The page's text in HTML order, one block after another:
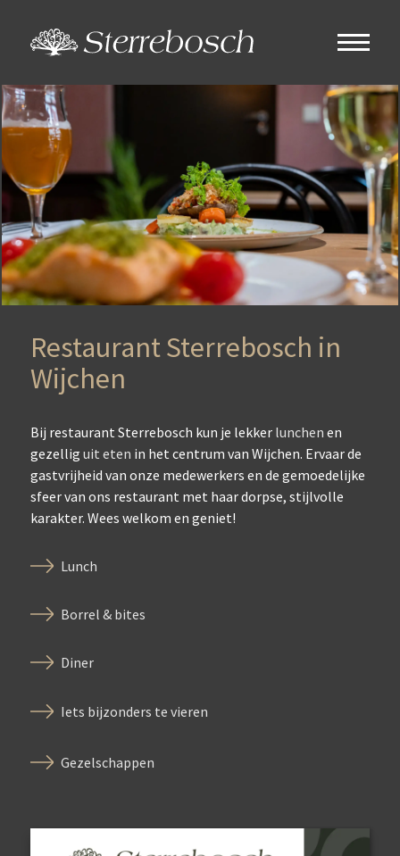
Restaurant Sterrebosch in
Wijchen
Bij restaurant Sterrebosch kun je lekker lunchen en
gezellig uit eten in het centrum van Wijchen. Ervaar de
gastvrijheid van onze medewerkers en de gemoedelijke
sfeer van ons restaurant met haar dorpse, stijlvolle
karakter. Wees welkom en geniet!
Lunch
Borrel & bites
Diner
Iets bijzonders te vieren
Gezelschappen